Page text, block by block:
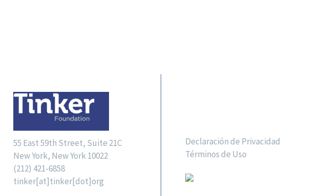
55 East 59th Street, Suite 21C
New York, New York 10022
(212) 421-6858
tinker[at]tinker[dot]org
Declaración de Privacidad
Términos de Uso